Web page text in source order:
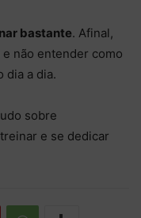
bastante. Afinal,
não entender como
dia a dia.
sobre
e se dedicar